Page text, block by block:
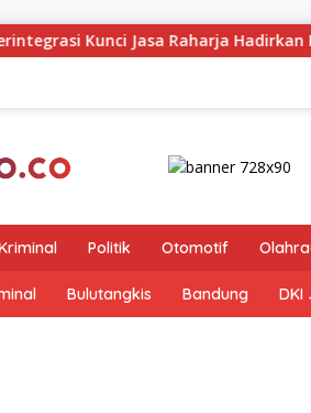
Hadirkan Pelayanan Maksimal
Politik Otomotif
Bulutangkis Bandung DKI